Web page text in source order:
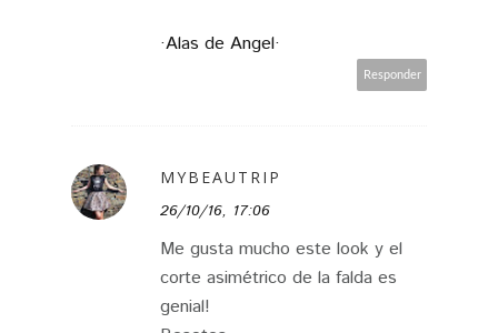
·Alas de Angel·
Responder
MYBEAUTRIP
26/10/16, 17:06
Me gusta mucho este look y el
corte asimétrico de la falda es
genial!